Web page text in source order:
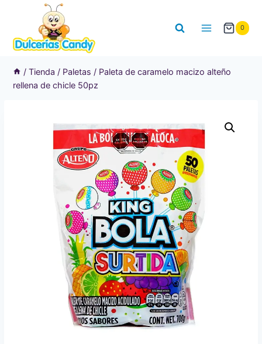
contenido
0
/ Tienda / Paletas / Paleta de caramelo macizo alteño
rellena de chicle 50pz